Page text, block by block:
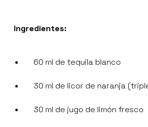
Ingredientes:
60 ml de tequila blanco
30 ml de licor de naranja
30 ml de jugo de limón fresco